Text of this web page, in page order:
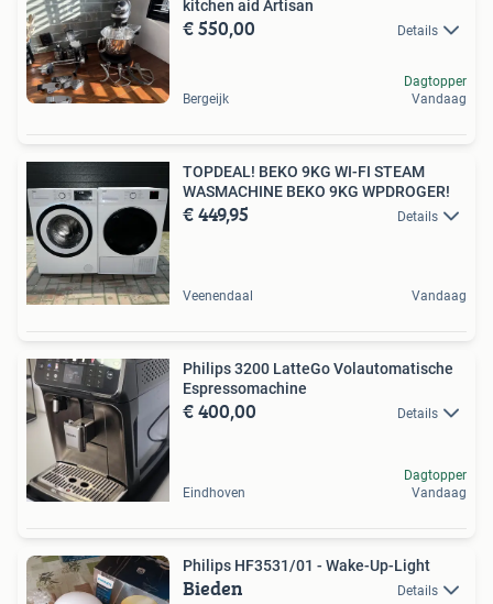
kitchen aid Artisan
€ 550,00 Details
Bergeijk
Dagtopper
Vandaag
TOPDEAL! BEKO 9KG WI-FI STEAM
WASMACHINE BEKO 9KG WPDROGER!
€ 449,95 Details
Veenendaal Vandaag
Philips 3200 LatteGo Volautomatische
Espressomachine
€ 400,00 Details
Eindhoven
Dagtopper
Vandaag
Philips HF3531/01 - Wake-Up-Light
Bieden Details